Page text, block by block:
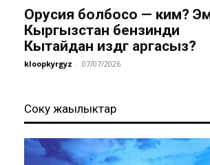
Орусия болбосо — ким?
Кыргызстан бензинди
Кытайдан издөөгө аргасыз?
kloopkyrgyz - 07/07/2026
Соңку жаңылыктар